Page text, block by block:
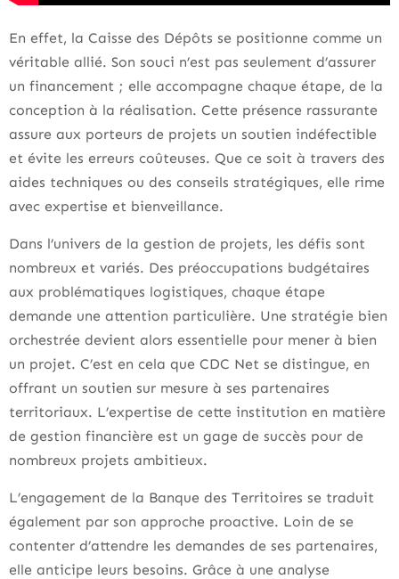
En effet, la Caisse des Dépôts se positionne comme un
véritable allié. Son souci n’est pas seulement d’assurer
un financement ; elle accompagne chaque étape, de la
conception à la réalisation. Cette présence rassurante
assure aux porteurs de projets un soutien indéfectible
et évite les erreurs coûteuses. Que ce soit à travers des
aides techniques ou des conseils stratégiques, elle rime
avec expertise et bienveillance.
Dans l’univers de la gestion de projets, les défis sont
nombreux et variés. Des préoccupations budgétaires
aux problématiques logistiques, chaque étape
demande une attention particulière. Une stratégie bien
orchestrée devient alors essentielle pour mener à bien
un projet. C’est en cela que CDC Net se distingue, en
offrant un soutien sur mesure à ses partenaires
territoriaux. L’expertise de cette institution en matière
de gestion financière est un gage de succès pour de
nombreux projets ambitieux.
L’engagement de la Banque des Territoires se traduit
également par son approche proactive. Loin de se
contenter d’attendre les demandes de ses partenaires,
elle anticipe leurs besoins. Grâce à une analyse